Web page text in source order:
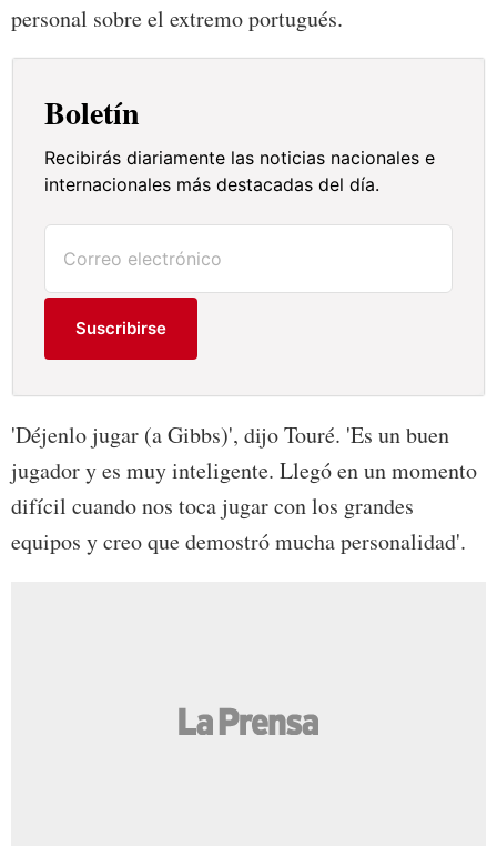
personal sobre el extremo portugués.
Boletín
Recibirás diariamente las noticias nacionales e
internacionales más destacadas del día.
Suscribirse
'Déjenlo jugar (a Gibbs)', dijo Touré. 'Es un buen
jugador y es muy inteligente. Llegó en un momento
difícil cuando nos toca jugar con los grandes
equipos y creo que demostró mucha personalidad'.